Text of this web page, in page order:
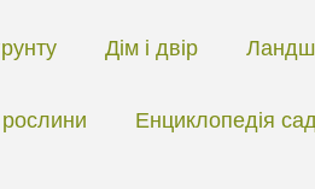
Дім і двір
рослини Енциклопедія